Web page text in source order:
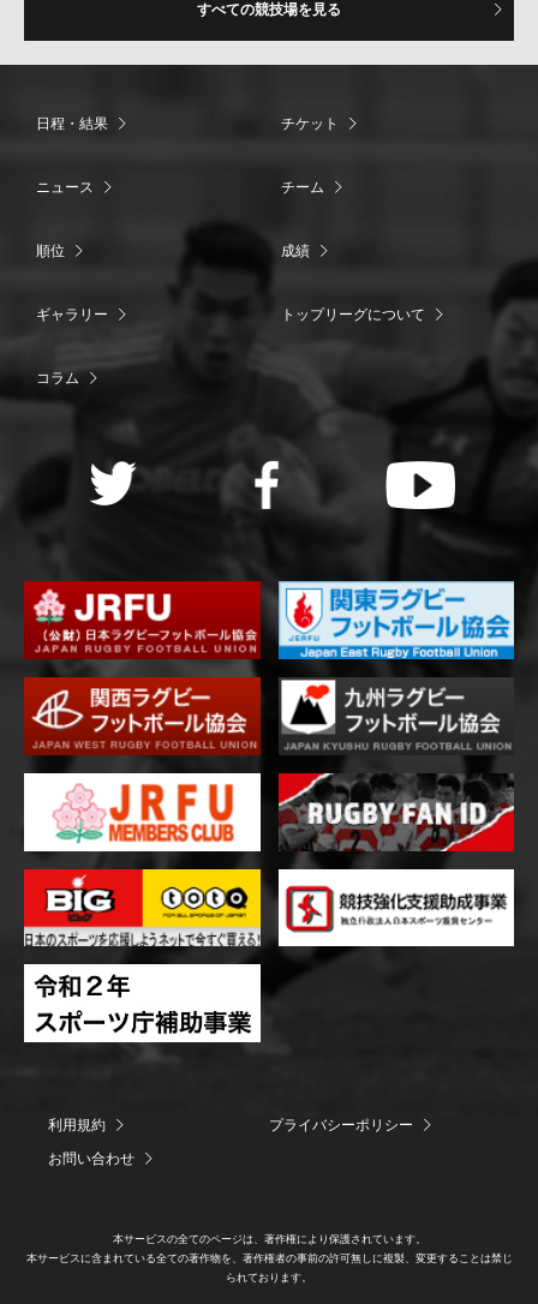
すべての競技場を見る
日程・結果 チケット
ニュース チーム
順位 成績
ギャラリー トップリーグについて
コラム
利用規約
プライバシーポリシー
お問い合わせ
本サービスの全てのページは、著作権により保護されています。
本サービスに含まれている全ての著作物を、著作権者の事前の許可無しに複製、変更することは禁じ
られております。